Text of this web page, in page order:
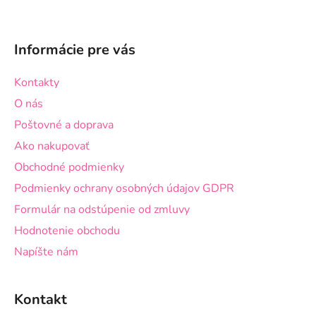
Informácie pre vás
Kontakty
O nás
Poštovné a doprava
Ako nakupovať
Obchodné podmienky
Podmienky ochrany osobných údajov GDPR
Formulár na odstúpenie od zmluvy
Hodnotenie obchodu
Napíšte nám
Kontakt